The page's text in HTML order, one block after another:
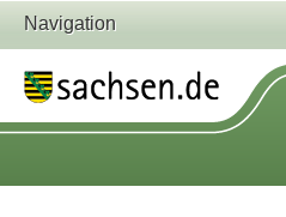
Navigation